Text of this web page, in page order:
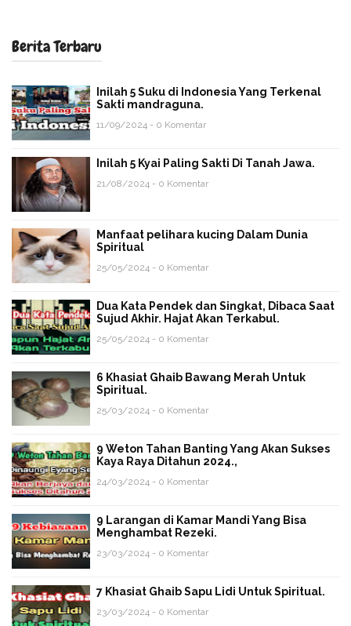
Berita Terbaru
Inilah 5 Suku di Indonesia Yang Terkenal
Sakti mandraguna.
11/09/2024 - 0 Komentar
Inilah 5 Kyai Paling Sakti Di Tanah Jawa.
21/08/2024 - 0 Komentar
Manfaat pelihara kucing Dalam Dunia
Spiritual
25/05/2024 - 0 Komentar
Dua Kata Pendek dan Singkat, Dibaca Saat
Sujud Akhir. Hajat Akan Terkabul.
25/05/2024 - 0 Komentar
6 Khasiat Ghaib Bawang Merah Untuk
Spiritual.
25/03/2024 - 0 Komentar
9 Weton Tahan Banting Yang Akan Sukses
Kaya Raya Ditahun 2024.,
24/03/2024 - 0 Komentar
9 Larangan di Kamar Mandi Yang Bisa
Menghambat Rezeki.
23/03/2024 - 0 Komentar
7 Khasiat Ghaib Sapu Lidi Untuk Spiritual.
23/03/2024 - 0 Komentar